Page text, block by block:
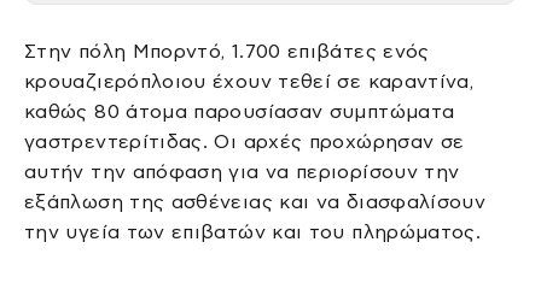
Στην πόλη Μπορντό, 1.700 επιβάτες ενός
κρουαζιερόπλοιου έχουν τεθεί σε καραντίνα,
καθώς 80 άτομα παρουσίασαν συμπτώματα
γαστρεντερίτιδας. Οι αρχές προχώρησαν σε
αυτήν την απόφαση για να περιορίσουν την
εξάπλωση της ασθένειας και να διασφαλίσουν
την υγεία των επιβατών και του πληρώματος.